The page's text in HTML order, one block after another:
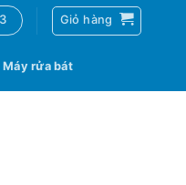
Giỏ hàng
Máy rửa bát